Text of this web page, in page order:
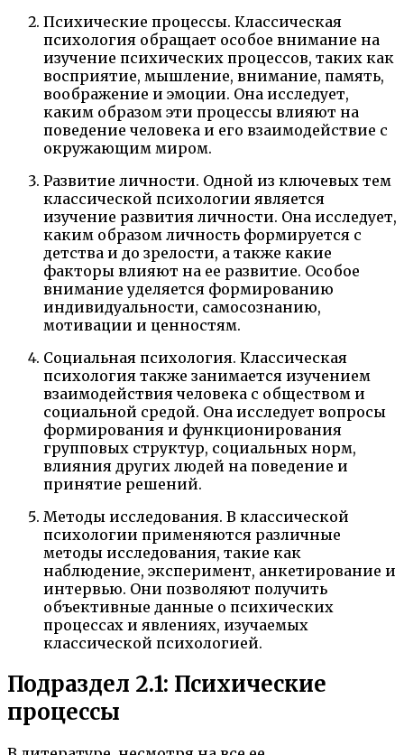
Психические процессы. Классическая
психология обращает особое внимание на
изучение психических процессов, таких как
восприятие, мышление, внимание, память,
воображение и эмоции. Она исследует,
каким образом эти процессы влияют на
поведение человека и его взаимодействие с
окружающим миром.
Развитие личности. Одной из ключевых тем
классической психологии является
изучение развития личности. Она исследует,
каким образом личность формируется с
детства и до зрелости, а также какие
факторы влияют на ее развитие. Особое
внимание уделяется формированию
индивидуальности, самосознанию,
мотивации и ценностям.
Социальная психология. Классическая
психология также занимается изучением
взаимодействия человека с обществом и
социальной средой. Она исследует вопросы
формирования и функционирования
групповых структур, социальных норм,
влияния других людей на поведение и
принятие решений.
Методы исследования. В классической
психологии применяются различные
методы исследования, такие как
наблюдение, эксперимент, анкетирование и
интервью. Они позволяют получить
объективные данные о психических
процессах и явлениях, изучаемых
классической психологией.
Подраздел 2.1: Психические
процессы